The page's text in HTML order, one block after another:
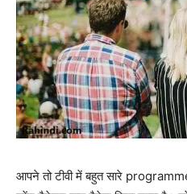
आपने तो टीवी में बहुत सारे